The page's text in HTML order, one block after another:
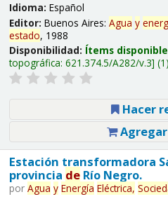
Idioma: Español
Editor: Buenos Aires: Agua y
estado, 1988
Disponibilidad: Ítems
topográfica: 621.374.5/A282/v.3
Hacer
Estación transformadora
provincia deRío Negro.
por Agua y Energía Eléctrica,